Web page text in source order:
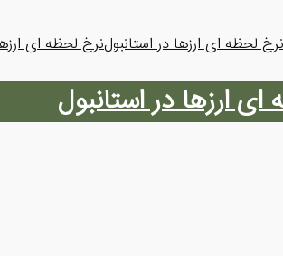
نرخ لحظه ای ارزها در استانبولنرخ لحظه ای
ارزها در استانبول